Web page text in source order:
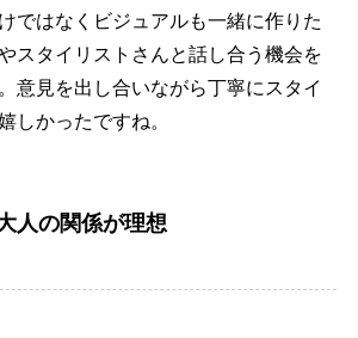
ではなくビジュアルも一緒に作りた
スタイリストさんと話し合う機会を
意見を出し合いながら丁寧にスタイ
しかったですね。
人の関係が理想